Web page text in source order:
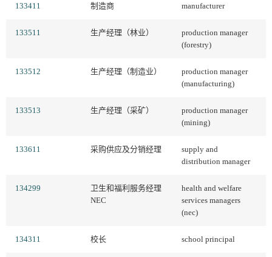
133411 制造商 manufacturer
133511 生产经理（林业）
production manager
(forestry)
133512 生产经理（制造业）
production manager
(manufacturing)
133513 生产经理（采矿）
production manager
(mining)
133611 采购供应及分销经理
supply and
distribution manager
134299
卫生和福利服务经理
NEC
health and welfare
services managers
(nec)
134311 校长 school principal